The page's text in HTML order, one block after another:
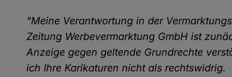
"Meine Verantwortung in der
Zeitung Werbevermarktung GmbH ist
Anzeige gegen geltende Grundrechte
ich Ihre Karikaturen nicht als rechtswidrig.